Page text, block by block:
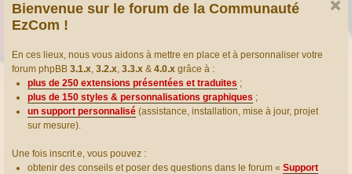
er
Bienvenue sur le forum de la Communauté
EzCom !
En ces lieux, nous vous aidons à mettre en place et à personnaliser votre
forum phpBB 3.1.x, 3.2.x, 3.3.x & 4.0.x grâce à :
plus de 250 extensions présentées et traduites ;
plus de 150 styles & personnalisations graphiques ;
un support personnalisé (assistance, installation, mise à jour, projet
sur mesure).
Une fois inscrit.e, vous pouvez :
obtenir des conseils et poser des questions dans le forum « Support